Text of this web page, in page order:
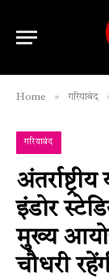
Home » गरियाबंद
गरियाबंद
इंडोर
मुख्य
चौधरी